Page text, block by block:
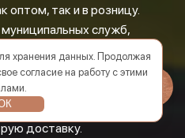
оптом, так и в розницу.
служб,
компаний,
частных клиентов.
гибкие условия
консультации по
доставку.
хранения данных. Продолжая
согласие на работу с этими